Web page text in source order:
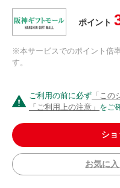
ポイント
※本サービスでのポイント倍
す。
ご利用の前に必ず 「この
「ご利用上の注意」 をご
シ
お気に